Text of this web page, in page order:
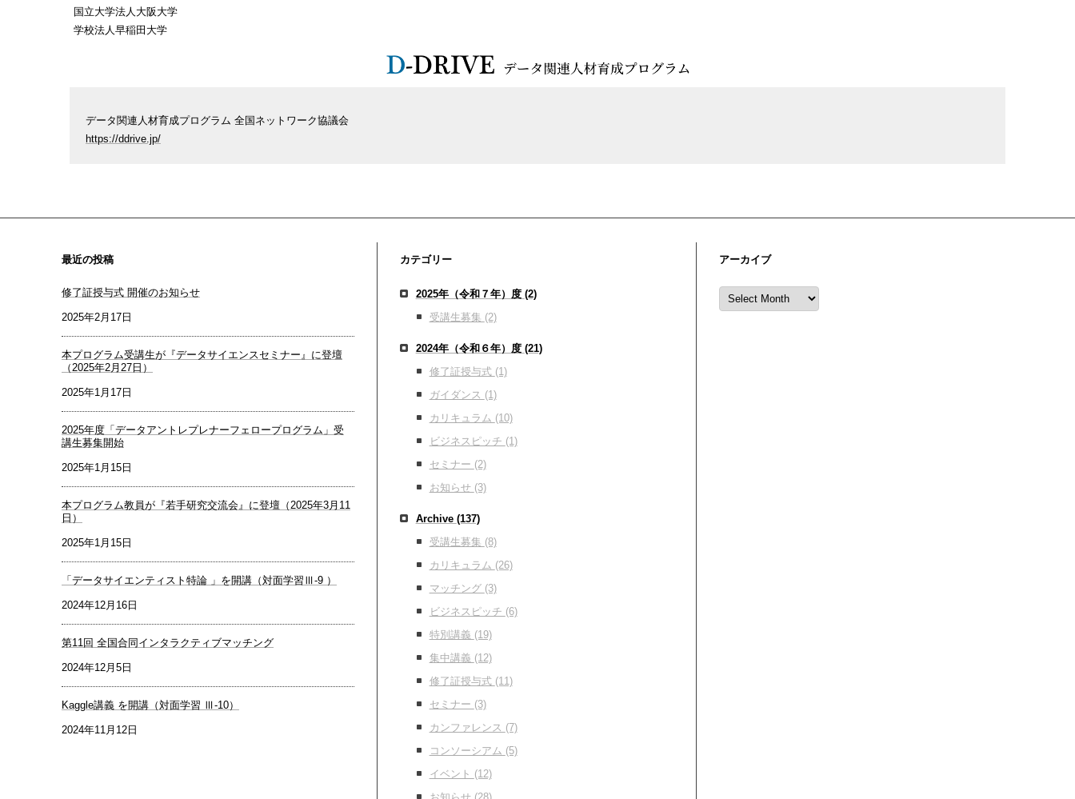
国立大学法人大阪大学
学校法人早稲田大学
データ関連人材育成プログラム 全国ネットワーク協議会
https://ddrive.jp/
最近の投稿
修了証授与式 開催のお知らせ
2025年2月17日
本プログラム受講生が『データサイエンスセミナー』に登壇
（2025年2月27日）
2025年1月17日
2025年度「データアントレプレナーフェロープログラム」受
講生募集開始
2025年1月15日
本プログラム教員が『若手研究交流会』に登壇（2025年3月11
日）
2025年1月15日
「データサイエンティスト特論 」を開講（対面学習Ⅲ-9 ）
2024年12月16日
第11回 全国合同インタラクティブマッチング
2024年12月5日
Kaggle講義 を開講（対面学習 Ⅲ-10）
2024年11月12日
カテゴリー
2025年（令和７年）度 (2)
受講生募集 (2)
2024年（令和６年）度 (21)
修了証授与式 (1)
ガイダンス (1)
カリキュラム (10)
ビジネスピッチ (1)
セミナー (2)
お知らせ (3)
Archive (137)
受講生募集 (8)
カリキュラム (26)
マッチング (3)
ビジネスピッチ (6)
特別講義 (19)
集中講義 (12)
修了証授与式 (11)
セミナー (3)
カンファレンス (7)
コンソーシアム (5)
イベント (12)
アーカイブ